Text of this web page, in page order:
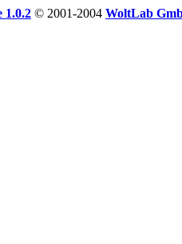
1.0.2 © 2001-2004 WoltLab